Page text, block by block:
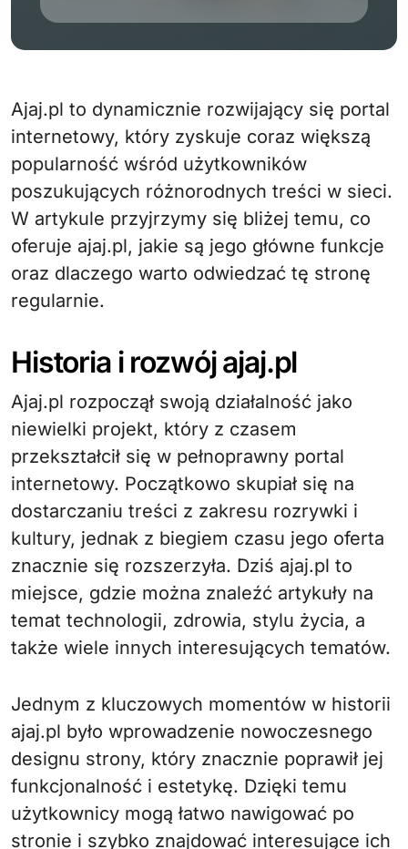
Ajaj.pl to dynamicznie rozwijający się portal
internetowy, który zyskuje coraz większą
popularność wśród użytkowników
poszukujących różnorodnych treści w sieci.
W artykule przyjrzymy się bliżej temu, co
oferuje ajaj.pl, jakie są jego główne funkcje
oraz dlaczego warto odwiedzać tę stronę
regularnie.
Historia i rozwój ajaj.pl
Ajaj.pl rozpoczął swoją działalność jako
niewielki projekt, który z czasem
przekształcił się w pełnoprawny portal
internetowy. Początkowo skupiał się na
dostarczaniu treści z zakresu rozrywki i
kultury, jednak z biegiem czasu jego oferta
znacznie się rozszerzyła. Dziś ajaj.pl to
miejsce, gdzie można znaleźć artykuły na
temat technologii, zdrowia, stylu życia, a
także wiele innych interesujących tematów.
Jednym z kluczowych momentów w historii
ajaj.pl było wprowadzenie nowoczesnego
designu strony, który znacznie poprawił jej
funkcjonalność i estetykę. Dzięki temu
użytkownicy mogą łatwo nawigować po
stronie i szybko znajdować interesujące ich